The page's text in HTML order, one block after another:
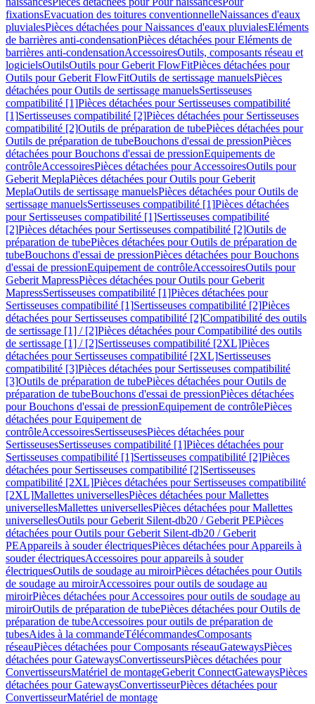
fixationsEvacuation des toitures conventionnelleNaissances d'eaux
pluvialesPièces détachées pour Naissances d'eaux pluvialesEléments
de barrières anti-condensationPièces détachées pour Eléments de
barrières anti-condensationAccessoiresOutils, composants réseau et
logicielsOutilsOutils pour Geberit FlowFitPièces détachées pour
Outils pour Geberit FlowFitOutils de sertissage manuelsPièces
détachées pour Outils de sertissage manuelsSertisseuses
compatibilité [1]Pièces détachées pour Sertisseuses compatibilité
[1]Sertisseuses compatibilité [2]Pièces détachées pour Sertisseuses
compatibilité [2]Outils de préparation de tubePièces détachées pour
Outils de préparation de tubeBouchons d'essai de pressionPièces
détachées pour Bouchons d'essai de pressionEquipements de
contrôleAccessoiresPièces détachées pour AccessoiresOutils pour
Geberit MeplaPièces détachées pour Outils pour Geberit
MeplaOutils de sertissage manuelsPièces détachées pour Outils de
sertissage manuelsSertisseuses compatibilité [1]Pièces détachées
pour Sertisseuses compatibilité [1]Sertisseuses compatibilité
[2]Pièces détachées pour Sertisseuses compatibilité [2]Outils de
préparation de tubePièces détachées pour Outils de préparation de
tubeBouchons d'essai de pressionPièces détachées pour Bouchons
d'essai de pressionEquipement de contrôleAccessoiresOutils pour
Geberit MapressPièces détachées pour Outils pour Geberit
MapressSertisseuses compatibilité [1]Pièces détachées pour
Sertisseuses compatibilité [1]Sertisseuses compatibilité [2]Pièces
détachées pour Sertisseuses compatibilité [2]Compatibilité des outils
de sertissage [1] / [2]Pièces détachées pour Compatibilité des outils
de sertissage [1] / [2]Sertisseuses compatibilité [2XL]Pièces
détachées pour Sertisseuses compatibilité [2XL]Sertisseuses
compatibilité [3]Pièces détachées pour Sertisseuses compatibilité
[3]Outils de préparation de tubePièces détachées pour Outils de
préparation de tubeBouchons d'essai de pressionPièces détachées
pour Bouchons d'essai de pressionEquipement de contrôlePièces
détachées pour Equipement de
contrôleAccessoiresSertisseusesPièces détachées pour
SertisseusesSertisseuses compatibilité [1]Pièces détachées pour
Sertisseuses compatibilité [1]Sertisseuses compatibilité [2]Pièces
détachées pour Sertisseuses compatibilité [2]Sertisseuses
compatibilité [2XL]Pièces détachées pour Sertisseuses compatibilité
[2XL]Mallettes universellesPièces détachées pour Mallettes
universellesMallettes universellesPièces détachées pour Mallettes
universellesOutils pour Geberit Silent-db20 / Geberit PEPièces
détachées pour Outils pour Geberit Silent-db20 / Geberit
PEAppareils à souder électriquesPièces détachées pour Appareils à
souder électriquesAccessoires pour appareils à souder
électriquesOutils de soudage au miroirPièces détachées pour Outils
de soudage au miroirAccessoires pour outils de soudage au
miroirPièces détachées pour Accessoires pour outils de soudage au
miroirOutils de préparation de tubePièces détachées pour Outils de
préparation de tubeAccessoires pour outils de préparation de
tubesAides à la commandeTélécommandesComposants
réseauPièces détachées pour Composants réseauGatewaysPièces
détachées pour GatewaysConvertisseursPièces détachées pour
ConvertisseursMatériel de montageGeberit ConnectGatewaysPièces
détachées pour GatewaysConvertisseurPièces détachées pour
ConvertisseurMatériel de montage